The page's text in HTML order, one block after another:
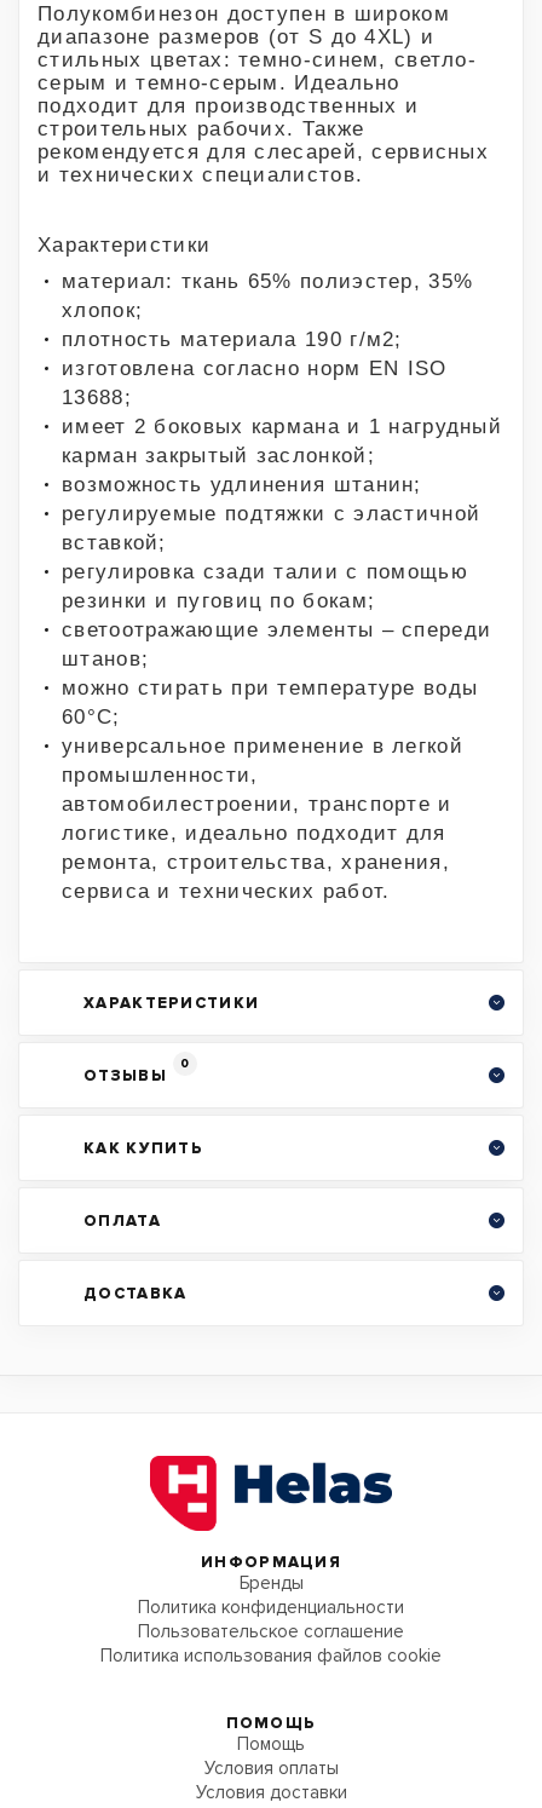
Полукомбинезон доступен в широком
диапазоне размеров (от S до 4XL) и
стильных цветах: темно-синем, светло-
серым и темно-серым. Идеально
подходит для производственных и
строительных рабочих. Также
рекомендуется для слесарей, сервисных
и технических специалистов.
Характеристики
материал: ткань 65% полиэстер, 35%
хлопок;
плотность материала 190 г/м2;
изготовлена согласно норм EN ISO
13688;
имеет 2 боковых кармана и 1 нагрудный
карман закрытый заслонкой;
возможность удлинения штанин;
регулируемые подтяжки с эластичной
вставкой;
регулировка сзади талии с помощью
резинки и пуговиц по бокам;
светоотражающие элементы – спереди
штанов;
можно стирать при температуре воды
60°C;
универсальное применение в легкой
промышленности,
автомобилестроении, транспорте и
логистике, идеально подходит для
ремонта, строительства, хранения,
сервиса и технических работ.
ХАРАКТЕРИСТИКИ
ОТЗЫВЫ
0
КАК КУПИТЬ
ОПЛАТА
ДОСТАВКА
ИНФОРМАЦИЯ
Бренды
Политика конфиденциальности
Пользовательское соглашение
Политика использования файлов cookie
ПОМОЩЬ
Помощь
Условия оплаты
Условия доставки